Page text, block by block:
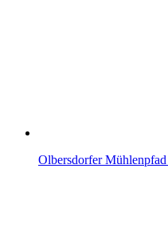
Olbersdorfer